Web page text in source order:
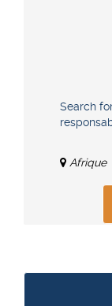
Search
Afrique